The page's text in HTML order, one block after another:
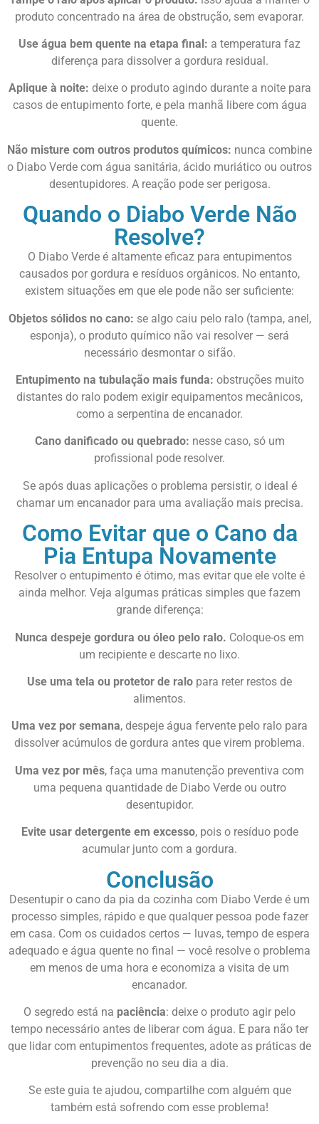
produto concentrado na área de obstrução, sem evaporar.
Use água bem quente na etapa final: a temperatura faz
diferença para dissolver a gordura residual.
Aplique à noite: deixe o produto agindo durante a noite para
casos de entupimento forte, e pela manhã libere com água
quente.
Não misture com outros produtos químicos: nunca combine
o Diabo Verde com água sanitária, ácido muriático ou outros
desentupidores. A reação pode ser perigosa.
Quando o Diabo Verde Não
Resolve?
O Diabo Verde é altamente eficaz para entupimentos
causados por gordura e resíduos orgânicos. No entanto,
existem situações em que ele pode não ser suficiente:
Objetos sólidos no cano: se algo caiu pelo ralo (tampa, anel,
esponja), o produto químico não vai resolver — será
necessário desmontar o sifão.
Entupimento na tubulação mais funda: obstruções muito
distantes do ralo podem exigir equipamentos mecânicos,
como a serpentina de encanador.
Cano danificado ou quebrado: nesse caso, só um
profissional pode resolver.
Se após duas aplicações o problema persistir, o ideal é
chamar um encanador para uma avaliação mais precisa.
Como Evitar que o Cano da
Pia Entupa Novamente
Resolver o entupimento é ótimo, mas evitar que ele volte é
ainda melhor. Veja algumas práticas simples que fazem
grande diferença:
Nunca despeje gordura ou óleo pelo ralo. Coloque-os em
um recipiente e descarte no lixo.
Use uma tela ou protetor de ralo para reter restos de
alimentos.
Uma vez por semana, despeje água fervente pelo ralo para
dissolver acúmulos de gordura antes que virem problema.
Uma vez por mês, faça uma manutenção preventiva com
uma pequena quantidade de Diabo Verde ou outro
desentupidor.
Evite usar detergente em excesso, pois o resíduo pode
acumular junto com a gordura.
Conclusão
Desentupir o cano da pia da cozinha com Diabo Verde é um
processo simples, rápido e que qualquer pessoa pode fazer
em casa. Com os cuidados certos — luvas, tempo de espera
adequado e água quente no final — você resolve o problema
em menos de uma hora e economiza a visita de um
encanador.
O segredo está na paciência: deixe o produto agir pelo
tempo necessário antes de liberar com água. E para não ter
que lidar com entupimentos frequentes, adote as práticas de
prevenção no seu dia a dia.
Se este guia te ajudou, compartilhe com alguém que
também está sofrendo com esse problema!